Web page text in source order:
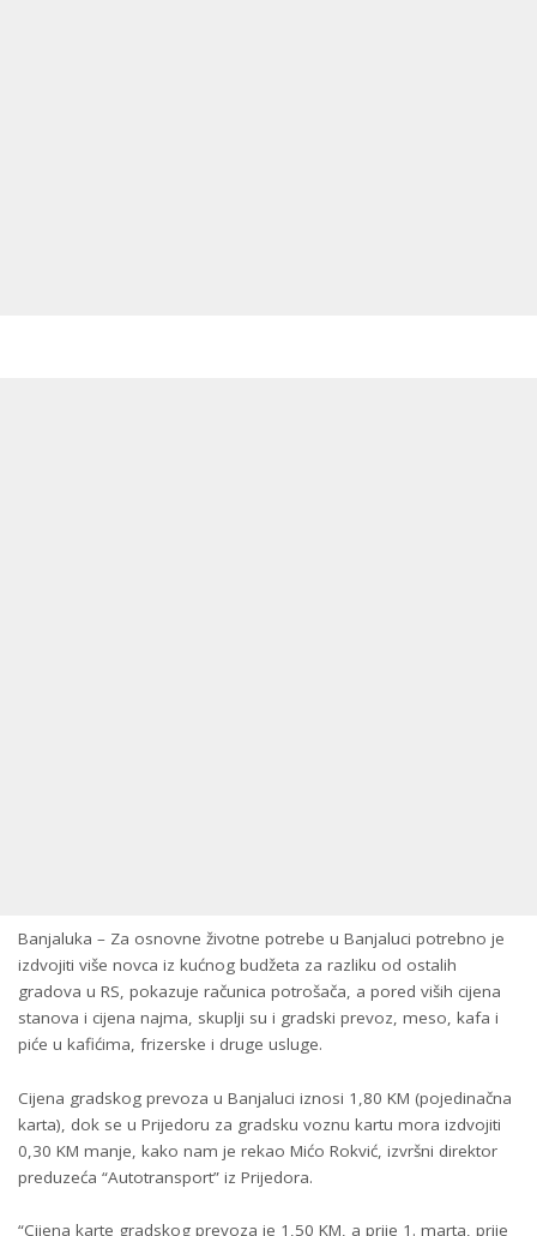
Banjaluka – Za osnovne životne potrebe u Banjaluci potrebno je
izdvojiti više novca iz kućnog budžeta za razliku od ostalih
gradova u RS, pokazuje računica potrošača, a pored viših cijena
stanova i cijena najma, skuplji su i gradski prevoz, meso, kafa i
piće u kafićima, frizerske i druge usluge.
Cijena gradskog prevoza u Banjaluci iznosi 1,80 KM (pojedinačna
karta), dok se u Prijedoru za gradsku voznu kartu mora izdvojiti
0,30 KM manje, kako nam je rekao Mićo Rokvić, izvršni direktor
preduzeća “Autotransport” iz Prijedora.
“Cijena karte gradskog prevoza je 1,50 KM, a prije 1. marta, prije